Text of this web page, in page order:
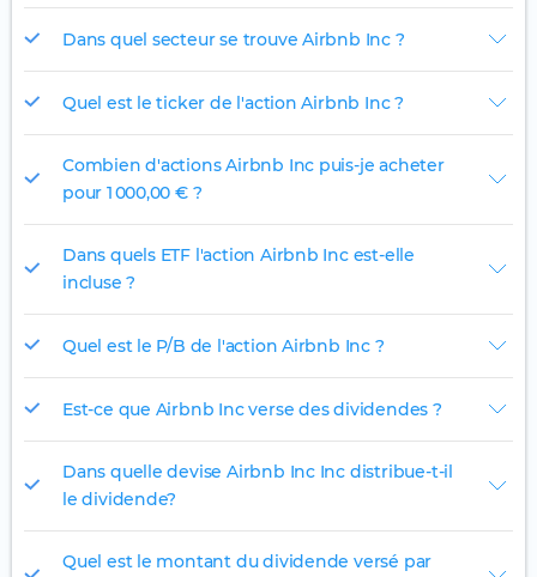
Dans quel secteur se trouve Airbnb Inc ?
Quel est le ticker de l'action Airbnb Inc ?
Combien d'actions Airbnb Inc puis-je acheter
pour 1 000,00 € ?
Dans quels ETF l'action Airbnb Inc est-elle
incluse ?
Quel est le P/B de l'action Airbnb Inc ?
Est-ce que Airbnb Inc verse des dividendes ?
Dans quelle devise Airbnb Inc Inc distribue-t-il
le dividende?
Quel est le montant du dividende versé par